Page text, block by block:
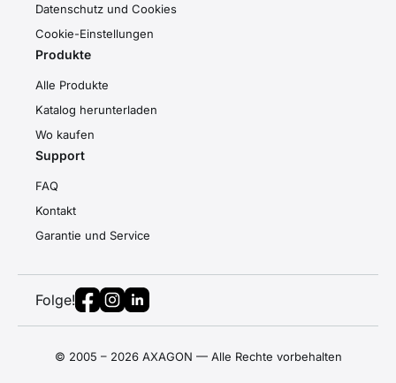
Datenschutz und Cookies
Cookie-Einstellungen
Produkte
Alle Produkte
Katalog herunterladen
Wo kaufen
Support
FAQ
Kontakt
Garantie und Service
Folge!
© 2005 – 2026 AXAGON — Alle Rechte vorbehalten